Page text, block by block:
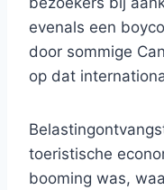
evenals een
door sommige
op dat
toeristische
booming was,